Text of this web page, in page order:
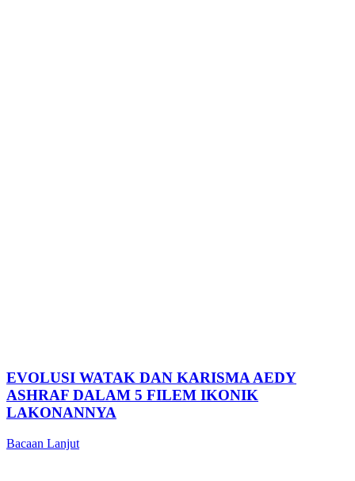
EVOLUSI WATAK DAN KARISMA AEDY
ASHRAF DALAM 5 FILEM IKONIK
LAKONANNYA
Bacaan Lanjut